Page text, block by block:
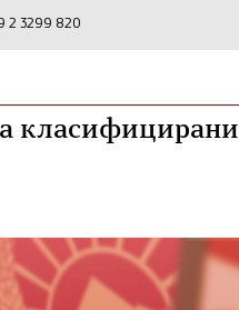
2 3299 820
класифицирани